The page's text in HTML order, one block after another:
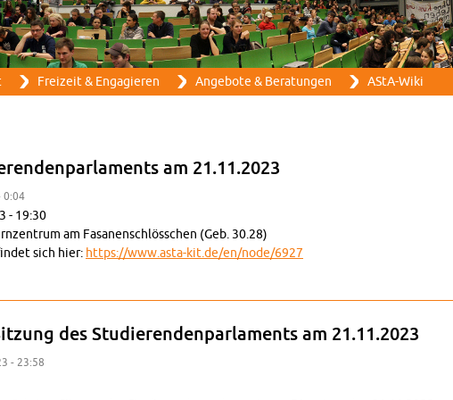
Direkt zum Inhalt
Frei­zeit & En­ga­gie­ren An­ge­bo­te & Be­ra­tun­gen AStA-Wi­ki
am 21.11.2023
0:04
- 19:30
am Fa­sa­nen­schlöss­chen (Geb. 30.28)
sich hier: https://​www.​asta-​kit.​de/​en/​node/​6927
des Stu­die­ren­den­par­la­ments am 21.11.2023
- 23:58